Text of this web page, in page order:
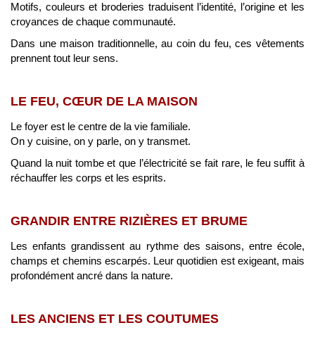
Motifs, couleurs et broderies traduisent l’identité, l’origine et les
croyances de chaque communauté.
Dans une maison traditionnelle, au coin du feu, ces vêtements
prennent tout leur sens.
LE FEU, CŒUR DE LA MAISON
Le foyer est le centre de la vie familiale.
On y cuisine, on y parle, on y transmet.
Quand la nuit tombe et que l’électricité se fait rare, le feu suffit à
réchauffer les corps et les esprits.
GRANDIR ENTRE RIZIÈRES ET BRUME
Les enfants grandissent au rythme des saisons, entre école,
champs et chemins escarpés. Leur quotidien est exigeant, mais
profondément ancré dans la nature.
LES ANCIENS ET LES COUTUMES